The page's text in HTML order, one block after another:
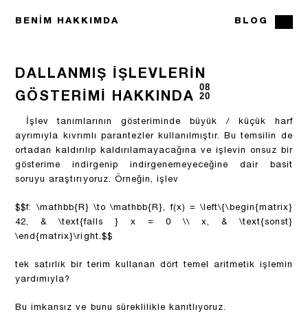
BENIM HAKKIMDA BLOG
DALLANMIŞ IŞLEVLERIN
GÖSTERIMI HAKKINDA
08
20
İşlev tanımlarının gösteriminde büyük / küçük harf
ayrımıyla kıvrımlı parantezler kullanılmıştır. Bu temsilin de
ortadan kaldırılıp kaldırılamayacağına ve işlevin onsuz bir
gösterime indirgenip indirgenemeyeceğine dair basit
soruyu araştırıyoruz. Örneğin, işlev
$$f: \mathbb{R} \to \mathbb{R}, f(x) = \left\{\begin{matrix}
42, & \text{falls } x = 0 \\ x, & \text{sonst}
\end{matrix}\right.$$
tek satırlık bir terim kullanan dört temel aritmetik işlemin
yardımıyla?
Bu imkansız ve bunu süreklilikle kanıtlıyoruz.